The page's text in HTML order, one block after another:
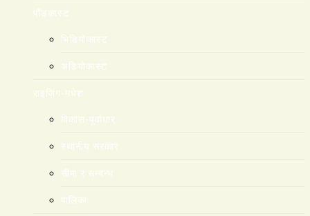
पाँडकास्ट
भिडियाेकास्ट
अडियाेकास्ट
राइजिंग-मधेश
विकास-पूर्वाधार
स्थानीय सरकार
सीमा र सम्बन्ध
पालिका